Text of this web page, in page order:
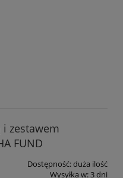
i zestawem
FUND
Dostępność:duża ilość
Wysyłka w:3 dni